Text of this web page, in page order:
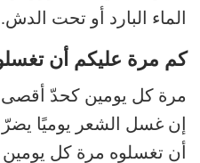
الماء البارد أو تحت الدش.
كم مرة عليكم أن
مرة كل يومين كحدّ
إن غسل الشعر يوميًا
أن تغسلوه مرة كل